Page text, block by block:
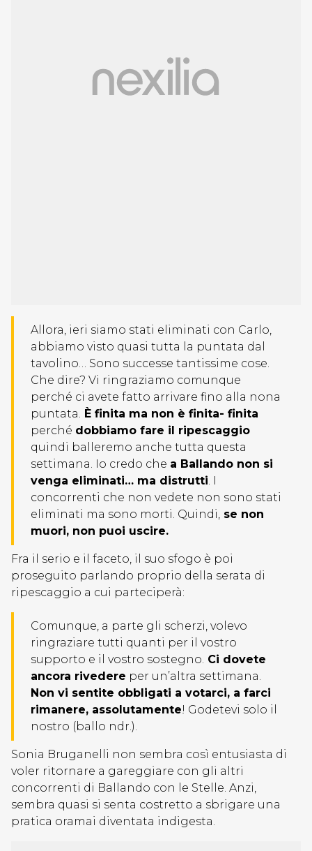
Allora, ieri siamo stati eliminati con Carlo,
abbiamo visto quasi tutta la puntata dal
tavolino… Sono successe tantissime cose.
Che dire? Vi ringraziamo comunque
perché ci avete fatto arrivare fino alla nona
puntata. È finita ma non è finita- finita
perché dobbiamo fare il ripescaggio
quindi balleremo anche tutta questa
settimana. Io credo che a Ballando non si
venga eliminati… ma distrutti. I
concorrenti che non vedete non sono stati
eliminati ma sono morti. Quindi, se non
muori, non puoi uscire.
Fra il serio e il faceto, il suo sfogo è poi
proseguito parlando proprio della serata di
ripescaggio a cui parteciperà:
Comunque, a parte gli scherzi, volevo
ringraziare tutti quanti per il vostro
supporto e il vostro sostegno. Ci dovete
ancora rivedere per un’altra settimana.
Non vi sentite obbligati a votarci, a farci
rimanere, assolutamente! Godetevi solo il
nostro (ballo ndr.).
Sonia Bruganelli non sembra così entusiasta di
voler ritornare a gareggiare con gli altri
concorrenti di Ballando con le Stelle. Anzi,
sembra quasi si senta costretto a sbrigare una
pratica oramai diventata indigesta.